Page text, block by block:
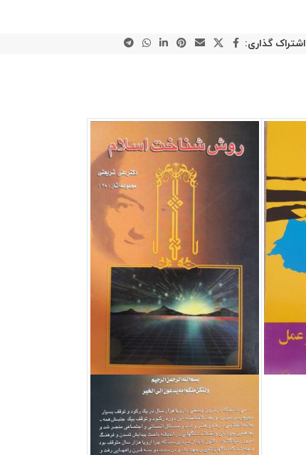
اشتراک گذاری: